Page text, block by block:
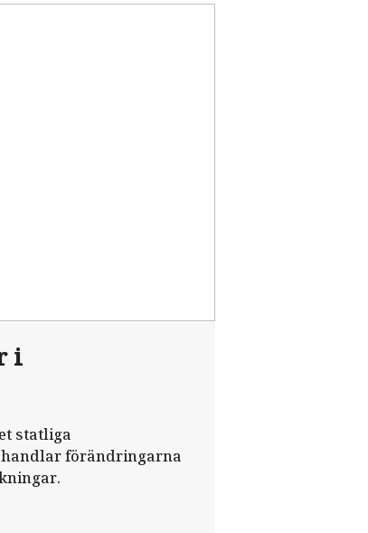
i
statliga
förändringarna